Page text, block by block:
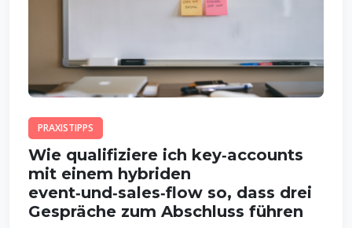
PRAXISTIPPS
Wie qualifiziere ich key‑accounts
mit einem hybriden
event‑und‑sales‑flow so, dass drei
Gespräche zum Abschluss führen